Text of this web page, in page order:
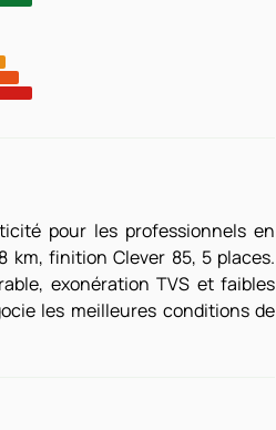
pour les professionnels en
km, finition Clever 85, 5 places.
exonération TVS et faibles
les meilleures conditions de